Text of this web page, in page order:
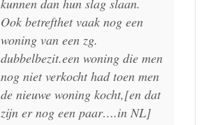
kunnen dan hun slag slaan.
Ook betrefthet vaak nog een
woning van een zg.
dubbelbezit.een woning die men
nog niet verkocht had toen men
de nieuwe woning kocht,[en dat
zijn er nog een paar….in NL]